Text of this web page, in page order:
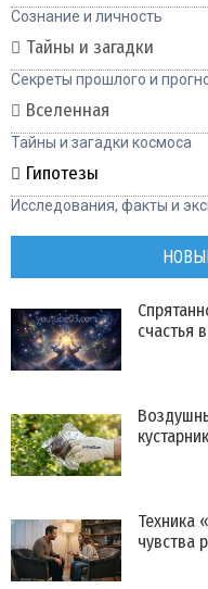
Сознание и личность
Тайны и загадки
Секреты прошлого и
Вселенная
Тайны и загадки космоса
Гипотезы
Исследования, факты и
счастья
Техника
чувства